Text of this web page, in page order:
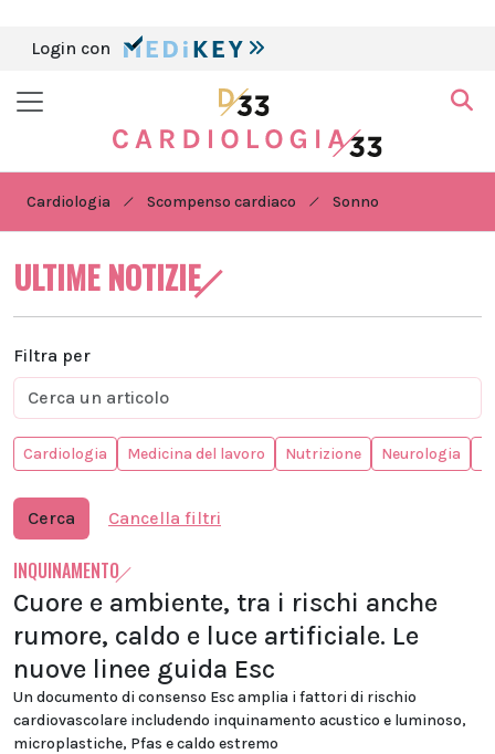
Login con
Cardiologia Scompenso cardiaco Sonno
ULTIME NOTIZIE
Filtra per
Cardiologia Medicina del lavoro Nutrizione Neurologia
Cerca Cancella filtri
INQUINAMENTO
Cuore e ambiente, tra i rischi anche
rumore, caldo e luce artificiale. Le
nuove linee guida Esc
Un documento di consenso Esc amplia i fattori di rischio
cardiovascolare includendo inquinamento acustico e luminoso,
microplastiche, Pfas e caldo estremo